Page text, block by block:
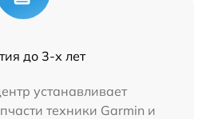
до 3-х лет
устанавливает
техники Garmin и